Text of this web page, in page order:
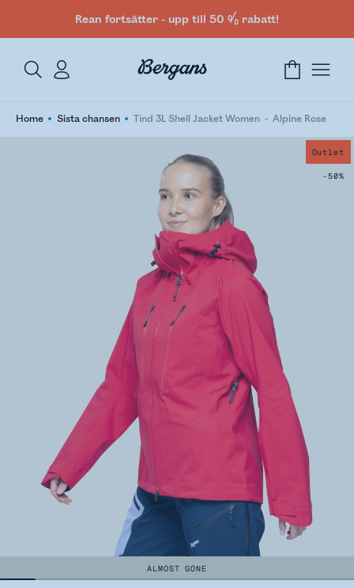
Rean fortsätter - upp till 50 % rabatt!
Home Sista chansen Tind 3L Shell Jacket Women Alpine Rose
Outlet
-50%
ALMOST GONE